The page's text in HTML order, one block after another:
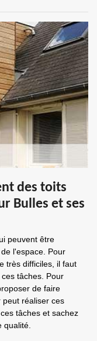
des toits
Bulles et ses
peuvent être
l'espace. Pour
très difficiles, il faut
tâches. Pour
de faire
peut réaliser ces
tâches et sachez
qualité.